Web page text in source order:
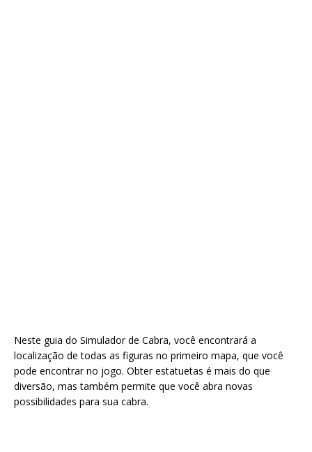
Neste guia do Simulador de Cabra, você encontrará a
localização de todas as figuras no primeiro mapa, que você
pode encontrar no jogo. Obter estatuetas é mais do que
diversão, mas também permite que você abra novas
possibilidades para sua cabra.